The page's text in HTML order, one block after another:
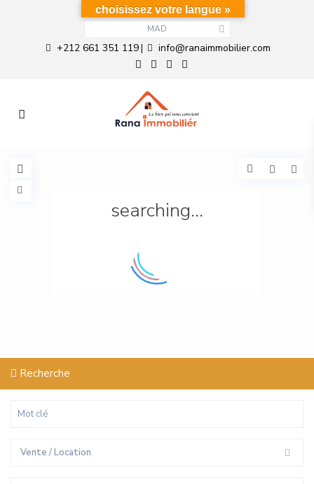
MAD
+212 661 351 119| info@ranaimmobilier.com
searching...
Recherche
Vente / Location
choisissez votre langue »